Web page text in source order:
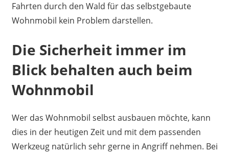
Fahrten durch den Wald für das selbstgebaute
Wohnmobil kein Problem darstellen.
Die Sicherheit immer im
Blick behalten auch beim
Wohnmobil
Wer das Wohnmobil selbst ausbauen möchte, kann
dies in der heutigen Zeit und mit dem passenden
Werkzeug natürlich sehr gerne in Angriff nehmen. Bei